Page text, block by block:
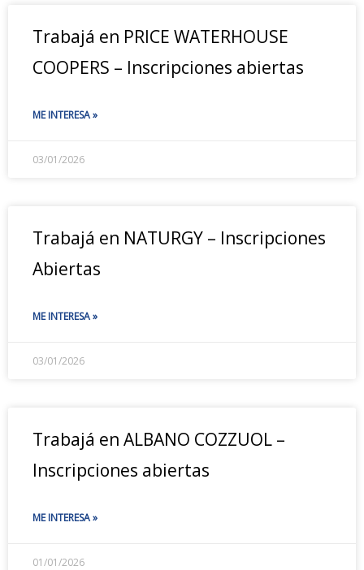
Trabajá en PRICE WATERHOUSE
COOPERS – Inscripciones abiertas
ME INTERESA »
03/01/2026
Trabajá en NATURGY – Inscripciones
Abiertas
ME INTERESA »
03/01/2026
Trabajá en ALBANO COZZUOL –
Inscripciones abiertas
ME INTERESA »
01/01/2026